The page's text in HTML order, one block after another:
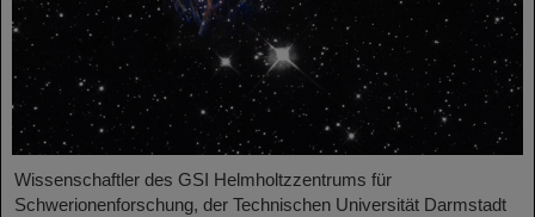
Wissenschaftler des GSI Helmholtzzentrums für
Schwerionenforschung, der Technischen Universität Darmstadt